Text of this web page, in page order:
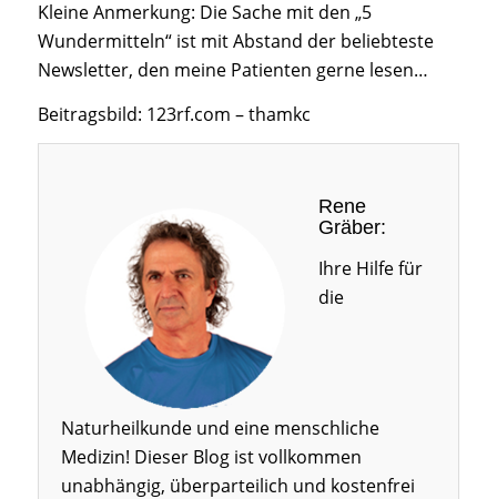
Kleine Anmerkung: Die Sache mit den „5
Wundermitteln“ ist mit Abstand der beliebteste
Newsletter, den meine Patienten gerne lesen…
Beitragsbild: 123rf.com – thamkc
Rene
Gräber:
Ihre Hilfe für
die
Naturheilkunde und eine menschliche
Medizin! Dieser Blog ist vollkommen
unabhängig, überparteilich und kostenfrei